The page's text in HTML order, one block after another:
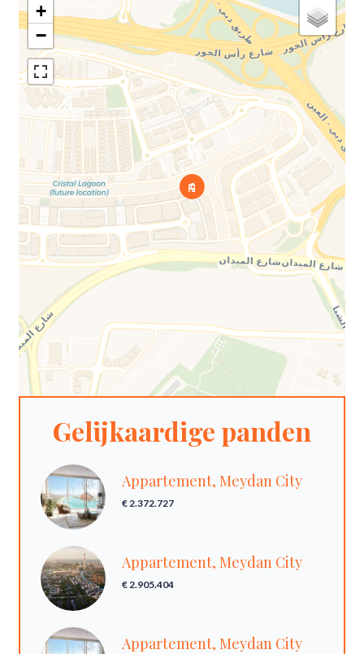
+
−
Gelijkaardige panden
Appartement, Meydan City
€ 2.372.727
Appartement, Meydan City
€ 2.905.404
Appartement, Meydan City